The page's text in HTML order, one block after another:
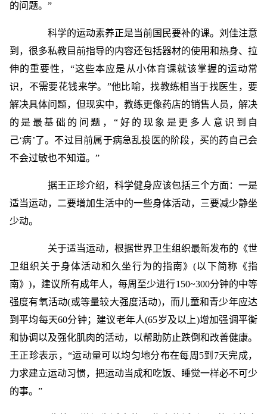
的问题。”
科学的运动素养正是当前国民要补的课。刘佳注意
到，很多私教目前指导的内容还包括器材的使用和热身、拉
伸的重要性，“这些本应是从小体育课就该掌握的运动常
识，不需要花钱来学。”他比喻，找教练相当于找医生，要
解决具体问题，但现实中，教练更像药店的销售人员，解决
的是最基础的问题，“好的现象是更多人意识到自
己‘病’了。不过目前属于病急乱投医的阶段，买的药自己会
不会过敏也不知道。”
据王正珍介绍，科学健身应该包括三个方面：一是
适当运动，二要增加生活中的一些身体活动，三要减少静坐
少动。
关于适当运动，根据世界卫生组织最新发布的《世
卫组织关于身体活动和久坐行为的指南》(以下简称《指
南》)，建议所有成年人，每周至少进行150~300分钟的中等
强度有氧活动(或等量较大强度活动)，而儿童和青少年应达
到平均每天60分钟；建议老年人(65岁及以上)增加强调平衡
和协调以及强化肌肉的活动，以帮助防止跌倒和改善健康。
王正珍表示，“运动量可以均匀地分布在每周5到7天完成，
力求建立运动习惯，把运动当成和吃饭、睡觉一样必不可少
的事。”